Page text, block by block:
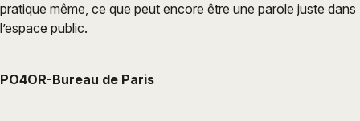
pratique même, ce que peut encore être une parole juste dans
l’espace public.
PO4OR-Bureau de Paris